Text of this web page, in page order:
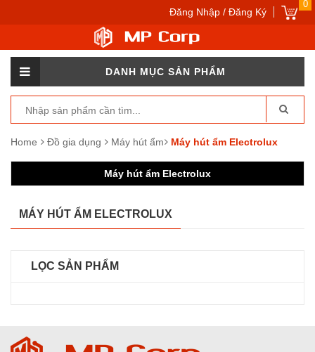
0
Đăng Nhập / Đăng Ký
DANH MỤC SẢN PHẨM
Home Đồ gia dụng Máy hút ẩm Máy hút ẩm Electrolux
Máy hút ẩm Electrolux
MÁY HÚT ẨM ELECTROLUX
LỌC SẢN PHẨM